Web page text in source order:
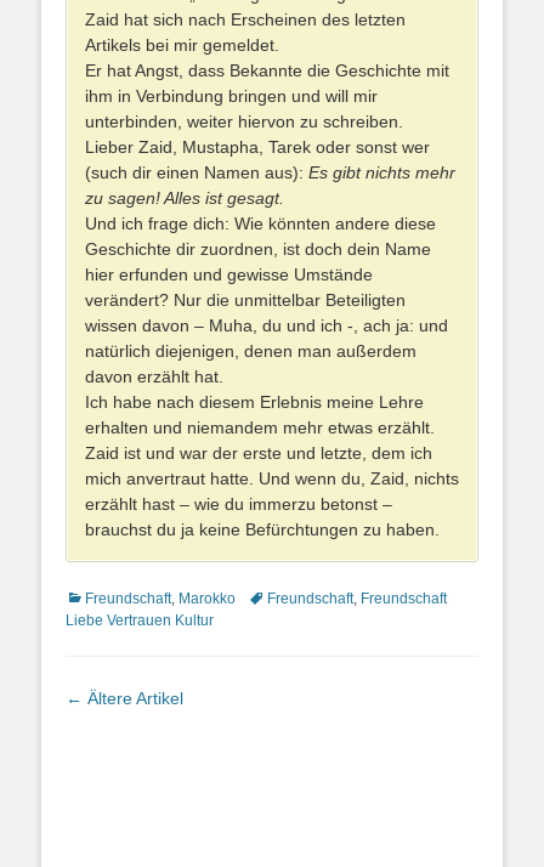
Zaid hat sich nach Erscheinen des letzten
Artikels bei mir gemeldet.
Er hat Angst, dass Bekannte die Geschichte mit
ihm in Verbindung bringen und will mir
unterbinden, weiter hiervon zu schreiben.
Lieber Zaid, Mustapha, Tarek oder sonst wer
(such dir einen Namen aus): Es gibt nichts mehr
zu sagen! Alles ist gesagt.
Und ich frage dich: Wie könnten andere diese
Geschichte dir zuordnen, ist doch dein Name
hier erfunden und gewisse Umstände
verändert? Nur die unmittelbar Beteiligten
wissen davon – Muha, du und ich -, ach ja: und
natürlich diejenigen, denen man außerdem
davon erzählt hat.
Ich habe nach diesem Erlebnis meine Lehre
erhalten und niemandem mehr etwas erzählt.
Zaid ist und war der erste und letzte, dem ich
mich anvertraut hatte. Und wenn du, Zaid, nichts
erzählt hast – wie du immerzu betonst –
brauchst du ja keine Befürchtungen zu haben.
Kategorien
Freundschaft, Marokko Schlagworte
Freundschaft, Freundschaft
Liebe Vertrauen Kultur
Artikel-
← Ältere Artikel